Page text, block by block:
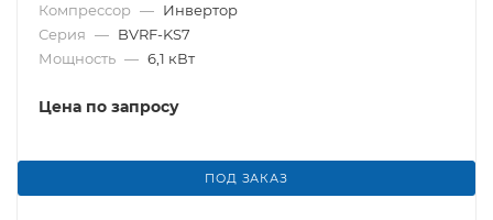
Компрессор — Инвертор
Серия — BVRF-KS7
Мощность — 6,1 кВт
Цена по запросу
ПОД ЗАКАЗ